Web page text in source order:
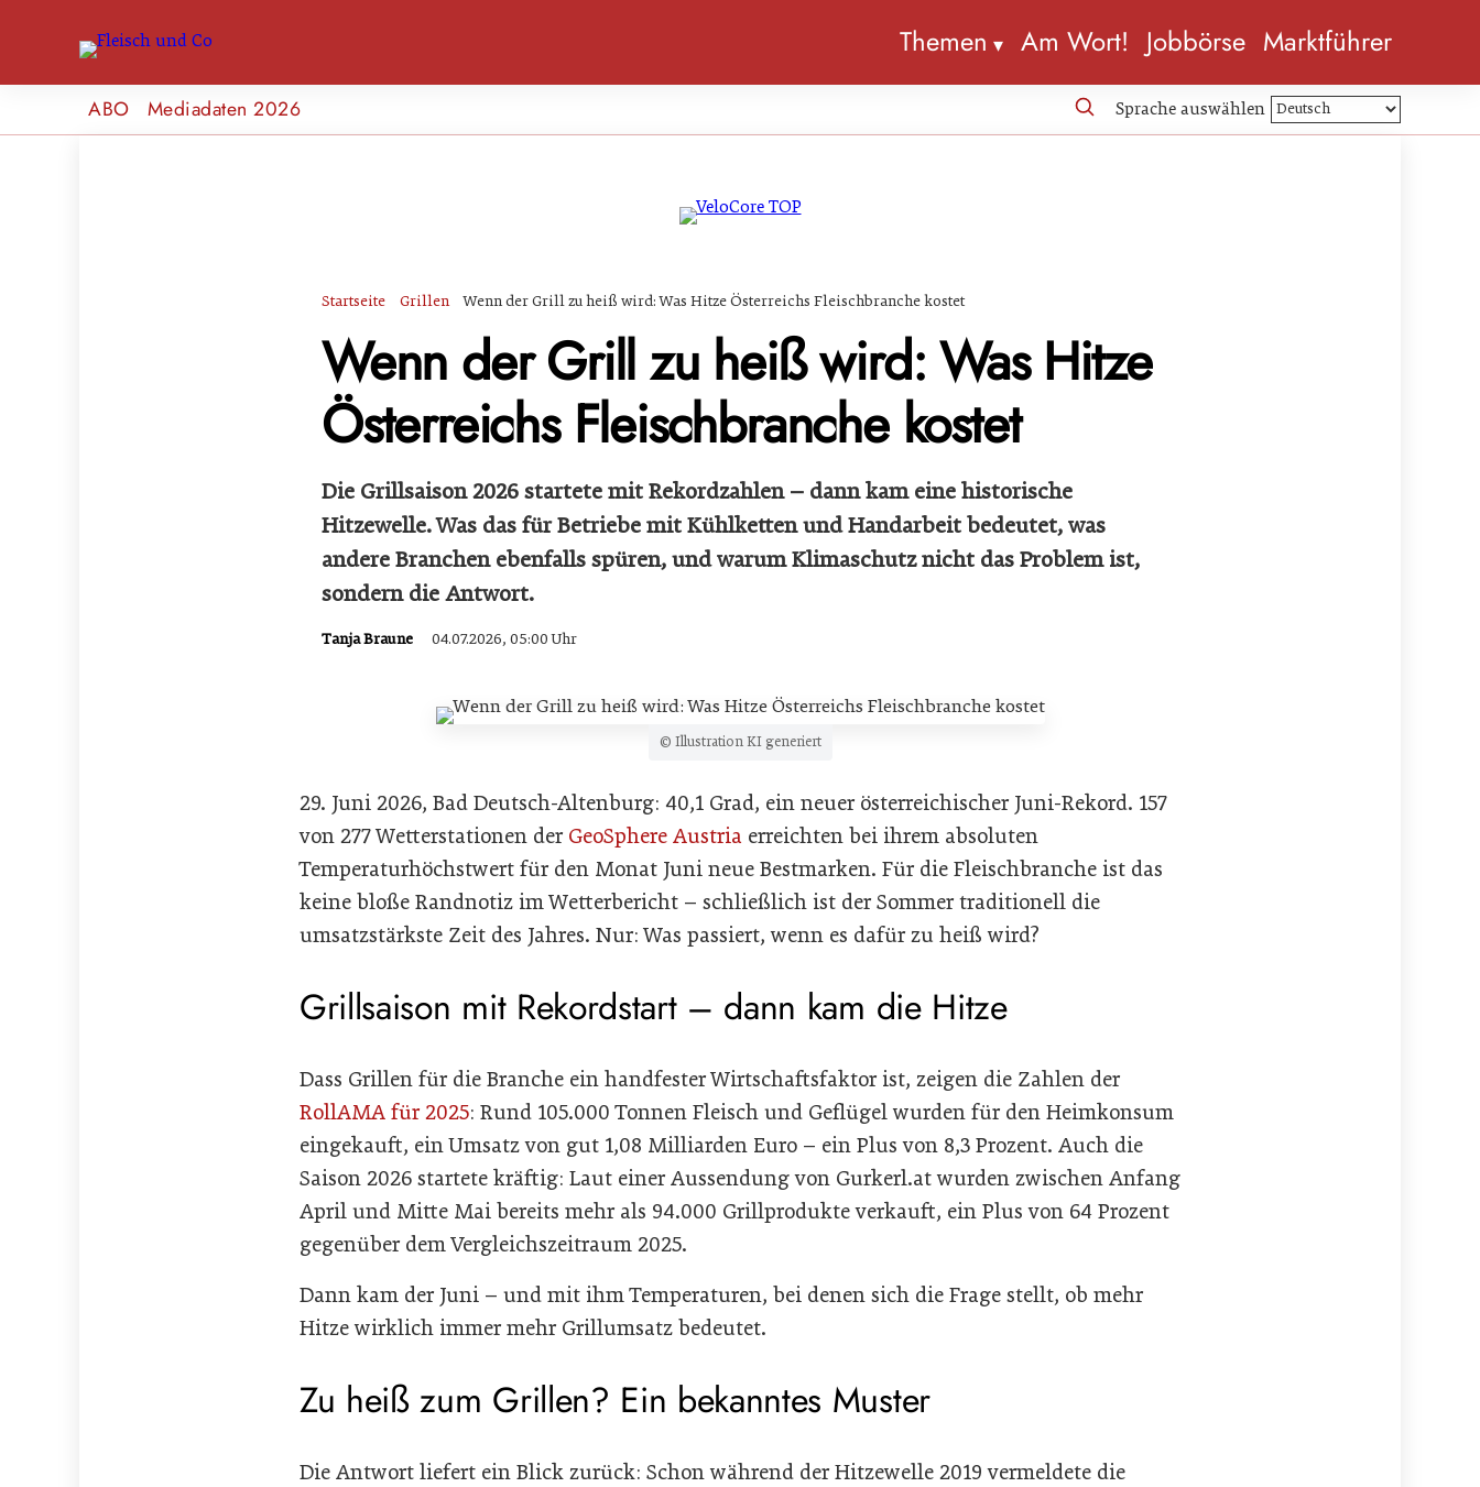
Themen Am Wort! Jobbörse Marktführer
ABO Mediadaten 2026 Sprache auswählen
Startseite Grillen Wenn der Grill zu heiß wird: Was Hitze Österreichs Fleischbranche kostet
Wenn der Grill zu heiß wird: Was Hitze
Österreichs Fleischbranche kostet
Die Grillsaison 2026 startete mit Rekordzahlen – dann kam eine historische
Hitzewelle. Was das für Betriebe mit Kühlketten und Handarbeit bedeutet, was
andere Branchen ebenfalls spüren, und warum Klimaschutz nicht das Problem ist,
sondern die Antwort.
Tanja Braune 04.07.2026, 05:00 Uhr
© Illustration KI generiert
29. Juni 2026, Bad Deutsch-Altenburg: 40,1 Grad, ein neuer österreichischer Juni-Rekord. 157
von 277 Wetterstationen der GeoSphere Austria erreichten bei ihrem absoluten
Temperaturhöchstwert für den Monat Juni neue Bestmarken. Für die Fleischbranche ist das
keine bloße Randnotiz im Wetterbericht – schließlich ist der Sommer traditionell die
umsatzstärkste Zeit des Jahres. Nur: Was passiert, wenn es dafür zu heiß wird?
Grillsaison mit Rekordstart – dann kam die Hitze
Dass Grillen für die Branche ein handfester Wirtschaftsfaktor ist, zeigen die Zahlen der
RollAMA für 2025: Rund 105.000 Tonnen Fleisch und Geflügel wurden für den Heimkonsum
eingekauft, ein Umsatz von gut 1,08 Milliarden Euro – ein Plus von 8,3 Prozent. Auch die
Saison 2026 startete kräftig: Laut einer Aussendung von Gurkerl.at wurden zwischen Anfang
April und Mitte Mai bereits mehr als 94.000 Grillprodukte verkauft, ein Plus von 64 Prozent
gegenüber dem Vergleichszeitraum 2025.
Dann kam der Juni – und mit ihm Temperaturen, bei denen sich die Frage stellt, ob mehr
Hitze wirklich immer mehr Grillumsatz bedeutet.
Zu heiß zum Grillen? Ein bekanntes Muster
Die Antwort liefert ein Blick zurück: Schon während der Hitzewelle 2019 vermeldete die